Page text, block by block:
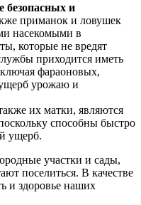
безопасных и
приманок и ловушек
насекомыми в
которые не вредят
приходится иметь
фараоновых,
урожаю и
их матки, являются
способны быстро
ущерб.
участки и сады,
поселиться. В качестве
и здоровье наших